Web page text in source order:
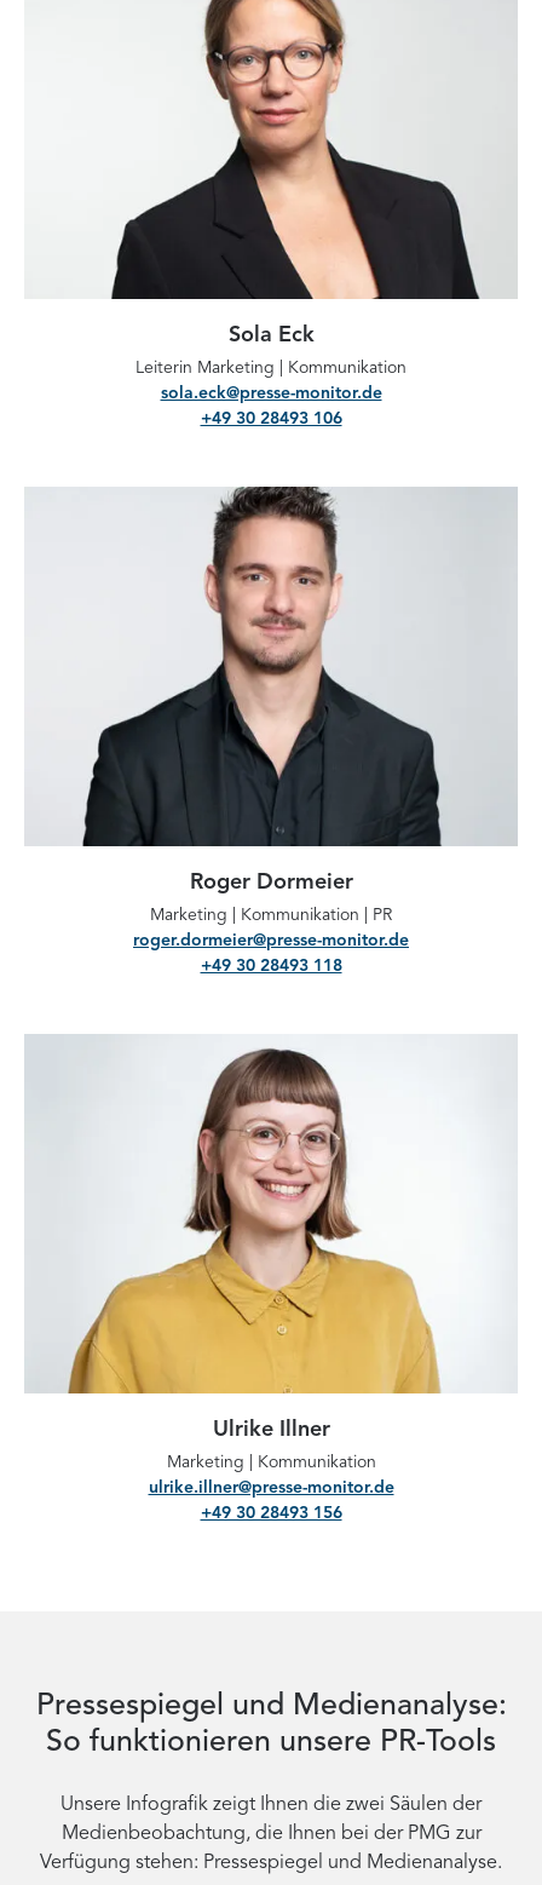
Sola Eck
Leiterin Marketing | Kommunikation
sola.eck@presse-monitor.de
+49 30 28493 106
Roger Dormeier
Marketing | Kommunikation | PR
roger.dormeier@presse-monitor.de
+49 30 28493 118
Ulrike Illner
Marketing | Kommunikation
ulrike.illner@presse-monitor.de
+49 30 28493 156
Pressespiegel und Medienanalyse:
So funktionieren unsere PR-Tools
Unsere Infografik zeigt Ihnen die zwei Säulen der
Medienbeobachtung, die Ihnen bei der PMG zur
Verfügung stehen: Pressespiegel und Medienanalyse.